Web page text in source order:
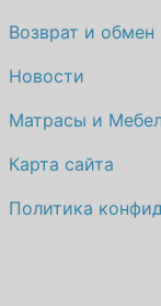
Возврат и обмен
Новости
Матрасы и
Карта сайта
Политика